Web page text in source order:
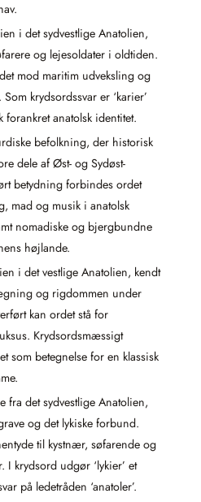
i det sydvestlige Anatolien,
og lejesoldater i oldtiden.
mod maritim udveksling og
krydsordssvar er ‘karier’
anatolsk identitet.
befolkning, der historisk
dele af Øst- og Sydøst-
betydning forbindes ordet
mad og musik i anatolsk
nomadiske og bjergbundne
højlande.
i det vestlige Anatolien, kendt
og rigdommen under
kan ordet stå for
Krydsordsmæssigt
som betegnelse for en klassisk
fra det sydvestlige Anatolien,
og det lykiske forbund.
til kystnær, søfarende og
I krydsord udgør ‘lykier’ et
på ledetråden ‘anatoler’.